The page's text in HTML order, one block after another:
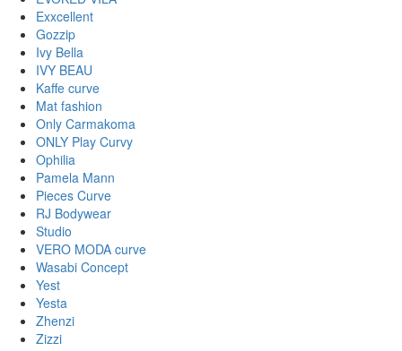
Exxcellent
Gozzip
Ivy Bella
IVY BEAU
Kaffe curve
Mat fashion
Only Carmakoma
ONLY Play Curvy
Ophilia
Pamela Mann
Pieces Curve
RJ Bodywear
Studio
VERO MODA curve
Wasabi Concept
Yest
Yesta
Zhenzi
Zizzi